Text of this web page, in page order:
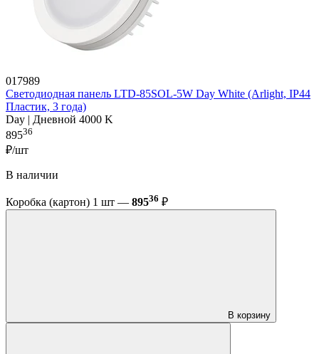
017989
Светодиодная панель LTD-85SOL-5W Day White (Arlight, IP44
Пластик, 3 года)
Day | Дневной 4000 K
89536
₽/шт
В наличии
Коробка (картон) 1 шт — 89536 ₽
В корзину